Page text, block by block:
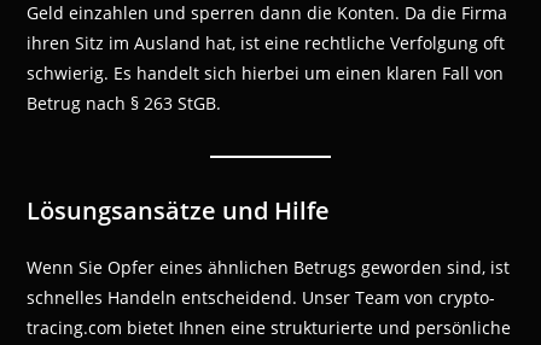
Geld einzahlen und sperren dann die Konten. Da die Firma
ihren Sitz im Ausland hat, ist eine rechtliche Verfolgung oft
schwierig. Es handelt sich hierbei um einen klaren Fall von
Betrug nach § 263 StGB.
Lösungsansätze und Hilfe
Wenn Sie Opfer eines ähnlichen Betrugs geworden sind, ist
schnelles Handeln entscheidend. Unser Team von crypto-
tracing.com bietet Ihnen eine strukturierte und persönliche